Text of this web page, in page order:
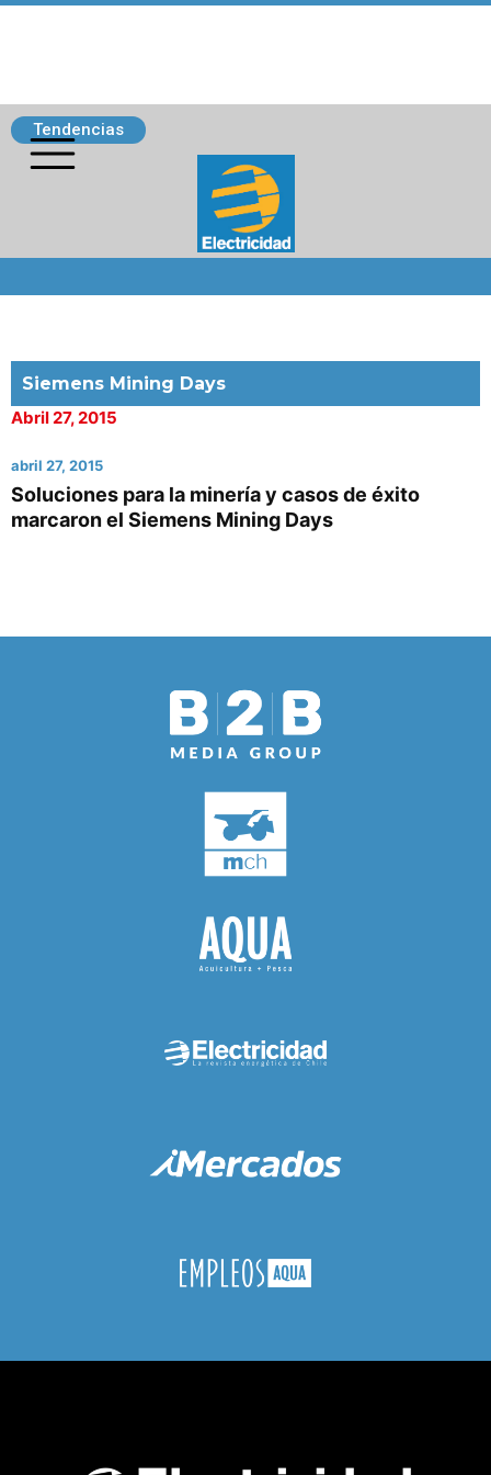
Tendencias
Siemens Mining Days
Abril 27, 2015
abril 27, 2015
Soluciones para la minería y casos de éxito
marcaron el Siemens Mining Days